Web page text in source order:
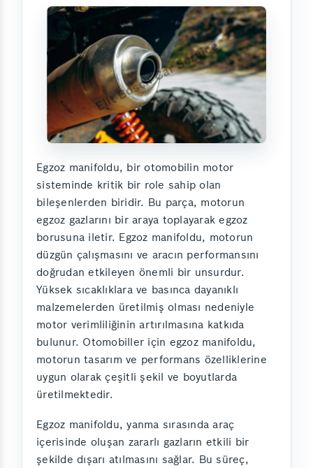
Egzoz manifoldu, bir otomobilin motor
sisteminde kritik bir role sahip olan
bileşenlerden biridir. Bu parça, motorun
egzoz gazlarını bir araya toplayarak egzoz
borusuna iletir. Egzoz manifoldu, motorun
düzgün çalışmasını ve aracın performansını
doğrudan etkileyen önemli bir unsurdur.
Yüksek sıcaklıklara ve basınca dayanıklı
malzemelerden üretilmiş olması nedeniyle
motor verimliliğinin artırılmasına katkıda
bulunur. Otomobiller için egzoz manifoldu,
motorun tasarım ve performans özelliklerine
uygun olarak çeşitli şekil ve boyutlarda
üretilmektedir.
Egzoz manifoldu, yanma sırasında araç
içerisinde oluşan zararlı gazların etkili bir
şekilde dışarı atılmasını sağlar. Bu süreç,